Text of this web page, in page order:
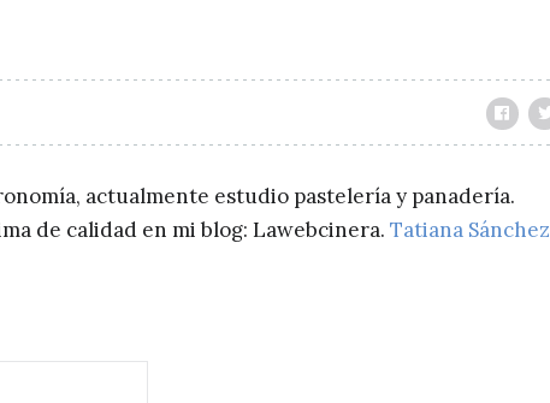
actualmente estudio pastelería y panadería.
de calidad en mi blog: Lawebcinera. Tatiana Sánchez